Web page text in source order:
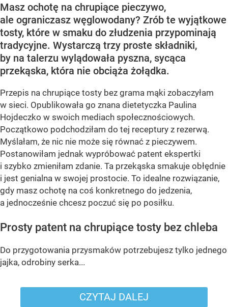
Masz ochotę na chrupiące pieczywo,
ale ograniczasz węglowodany? Zrób te wyjątkowe
tosty, które w smaku do złudzenia przypominają
tradycyjne. Wystarczą trzy proste składniki,
by na talerzu wylądowała pyszna, sycąca
przekąska, która nie obciąża żołądka.
Przepis na chrupiące tosty bez grama mąki zobaczyłam
w sieci. Opublikowała go znana dietetyczka Paulina
Hojdeczko w swoich mediach społecznościowych.
Początkowo podchodziłam do tej receptury z rezerwą.
Myślałam, że nic nie może się równać z pieczywem.
Postanowiłam jednak wypróbować patent ekspertki
i szybko zmieniłam zdanie. Ta przekąska smakuje obłędnie
i jest genialna w swojej prostocie. To idealne rozwiązanie,
gdy masz ochotę na coś konkretnego do jedzenia,
a jednocześnie chcesz poczuć się po posiłku.
Prosty patent na chrupiące tosty bez chleba
Do przygotowania przysmaków potrzebujesz tylko jednego
jajka, odrobiny serka...
CZYTAJ DALEJ